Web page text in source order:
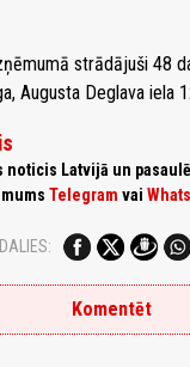
strādājuši 48
Augusta Deglava iela
noticis Latvijā un
Telegram vai
DALIES:
Komentēt